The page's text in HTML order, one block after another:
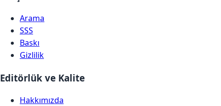
Arama
SSS
Baskı
Gizlilik
Editörlük ve Kalite
Hakkımızda